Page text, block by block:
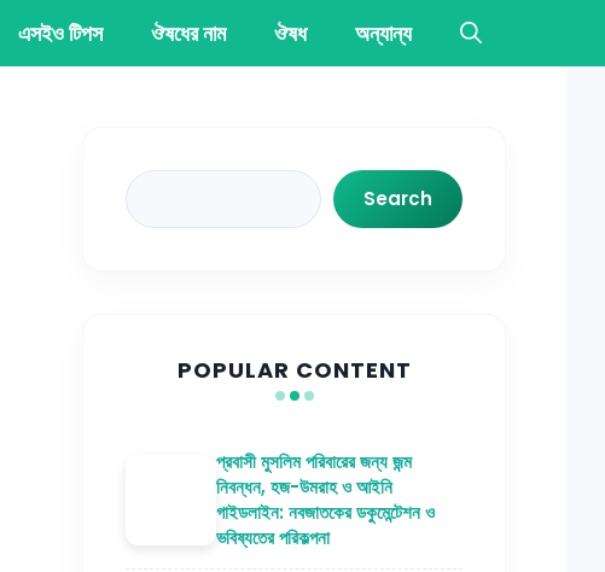
এসইও টিপস ঔষধের নাম ঔষধ অন্যান্য
Search
Search
POPULAR CONTENT
প্রবাসী মুসলিম পরিবারের জন্য জন্ম
নিবন্ধন, হজ-উমরাহ ও আইনি
গাইডলাইন: নবজাতকের ডকুমেন্টেশন ও
ভবিষ্যতের পরিকল্পনা